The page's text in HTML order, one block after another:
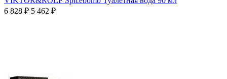
6 828 ₽ 5 462 ₽